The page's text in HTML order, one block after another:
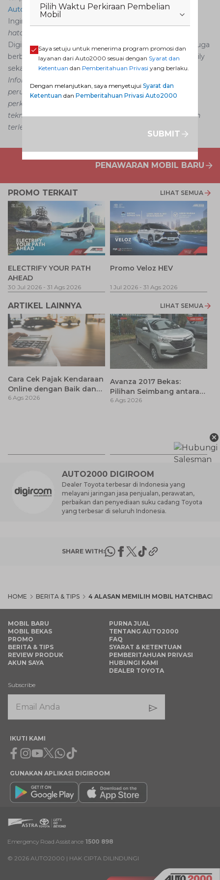
Auto2000 Digiroom.
Ingin mengganti kendaraan AutoFamily menjadi mobil
hatchback
Digiroom untuk melihat mobil impian Anda. Dapatkan juga
berbagai promo menarik khusus hanya untuk AutoFamily
sekarang!
Informasi dalam konten artikel ini dapat mengalami
perubahan dan perbedaan, menyesuaikan dengan
perkembangan, situasi, strategi bisnis, kemajuan
teknologi dan kebijakan tertentu tanpa pemberitahuan
terlebih dahulu.
PENAWARAN MOBIL BARU
PROMO TERKAIT LIHAT SEMUA
ELECTRIFY YOUR PATH
AHEAD
30 Jul 2026 - 31 Ags 2026
Promo Veloz HEV
1 Jul 2026 - 31 Ags 2026
ARTIKEL LAINNYA LIHAT SEMUA
Cara Cek Pajak Kendaraan
Online dengan Baik dan
Benar
6 Ags 2026
Avanza 2017 Bekas:
Pilihan Seimbang antara
Harga dan Fitur Modern
6 Ags 2026
6
AUTO2000 DIGIROOM
Dealer Toyota terbesar di Indonesia yang
melayani jaringan jasa penjualan, perawatan,
perbaikan dan penyediaan suku cadang Toyota
yang terbesar di seluruh Indonesia.
SHARE WITH:
HOME BERITA & TIPS 4 ALASAN MEMILIH MOBIL HATCHBACK
×
MOBIL BARU
MOBIL BEKAS
PROMO
BERITA & TIPS
REVIEW PRODUK
AKUN SAYA
PURNA JUAL
TENTANG AUTO2000
FAQ
SYARAT & KETENTUAN
PEMBERITAHUAN PRIVASI
HUBUNGI KAMI
DEALER TOYOTA
Subscribe
IKUTI KAMI
Facebook
Instagram
Youtube
X Whatsapp
Tiktok
GUNAKAN APLIKASI DIGIROOM
Emergency Road Assistance 1500 898
© 2026 AUTO2000 | HAK CIPTA DILINDUNGI
Pilih Waktu Perkiraan Pembelian
Mobil
Saya setuju untuk menerima program promosi dan
layanan dari Auto2000 sesuai dengan Syarat dan
Ketentuan dan Pemberitahuan Privasi yang berlaku.
Dengan melanjutkan, saya menyetujui Syarat dan
Ketentuan dan Pemberitahuan Privasi Auto2000
SUBMIT